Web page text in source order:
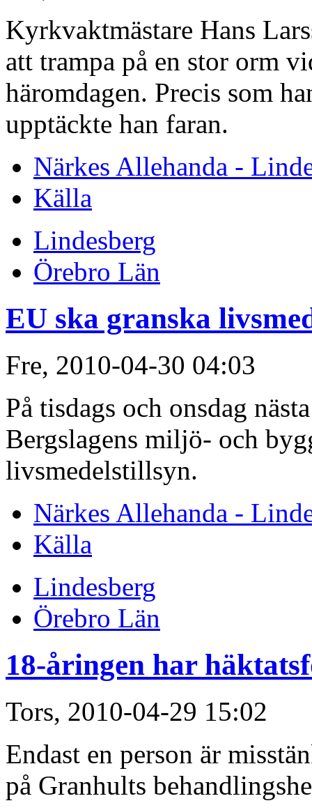
Kyrkvaktmästare Hans
att trampa på en stor orm
häromdagen. Precis som
upptäckte han faran.
Närkes Allehanda -
Källa
Lindesberg
Örebro Län
EU ska granska
Fre, 2010-04-30 04:03
På tisdags och onsdag
Bergslagens miljö- och
livsmedelstillsyn.
Närkes Allehanda -
Källa
Lindesberg
Örebro Län
18-åringen har
Tors, 2010-04-29 15:02
Endast en person är
på Granhults